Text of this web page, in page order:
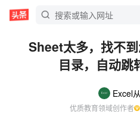
Sheet太多，找不
目录，自动跳
Excel
优质教育领域创作者